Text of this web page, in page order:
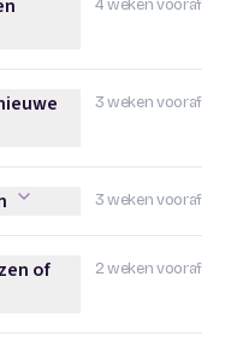
4 weken vooraf
afvinken
3 weken vooraf
adres afvinken
3 weken vooraf
2 weken vooraf
overstappen afvinken
of